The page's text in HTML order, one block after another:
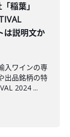
稲葉」
は説明文か
入ワインの専
出品銘柄の特
2024 ...